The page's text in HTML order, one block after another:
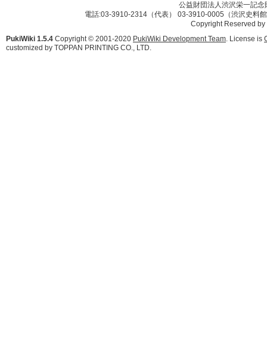
公益財団法人渋沢栄一記
電話:03-3910-2314（代表） 03-3910-0005（渋沢史料
Copyright Reserved
PukiWiki 1.5.4 Copyright © 2001-2020 PukiWiki Development Team. License is
customized by TOPPAN PRINTING CO., LTD.